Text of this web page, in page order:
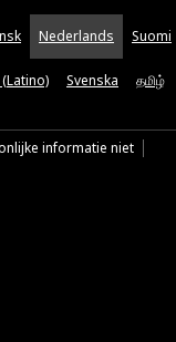
Nederlands Suomi
Svenska தமிழ்
informatie niet